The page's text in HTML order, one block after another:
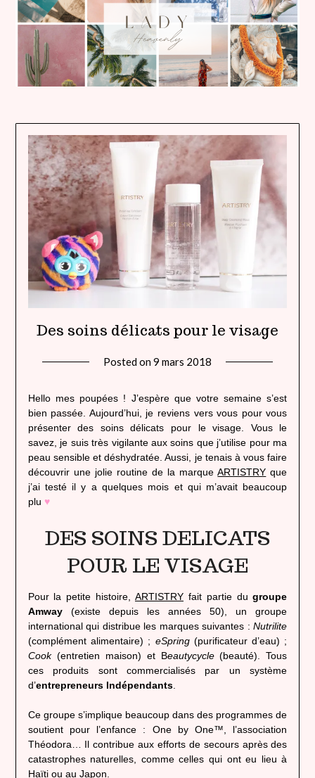
Des soins délicats pour le visage
Posted on9 mars 2018
heavenly
Hello mes poupées ! J’espère que votre semaine s’est
bien passée. Aujourd’hui, je reviens vers vous pour vous
présenter des soins délicats pour le visage. Vous le
savez, je suis très vigilante aux soins que j’utilise pour ma
peau sensible et déshydratée. Aussi, je tenais à vous faire
découvrir une jolie routine de la marqueARTISTRY que
j’ai testé il y a quelques mois et qui m’avait beaucoup
plu ♥
DES SOINS DELICATS
POUR LE VISAGE
Pour la petite histoire, ARTISTRY fait partie dugroupe
Amway (existe depuis les années 50), un groupe
international qui distribue les marques suivantes :Nutrilite
(complément alimentaire) ; eSpring(purificateur d’eau) ;
Cook (entretien maison) et Beautycycle(beauté). Tous
ces produits sont commercialisés par un système
d’entrepreneurs Indépendants.
Ce groupe s’implique beaucoup dans des programmes de
soutient pour l’enfance : One by One™, l’association
Théodora… Il contribue aux efforts de secours après des
catastrophes naturelles, comme celles qui ont eu lieu à
Haïti ou au Japon.